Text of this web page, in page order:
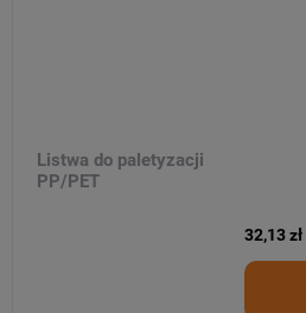
Listwa do paletyzacji
PP/PET
32,13 zł